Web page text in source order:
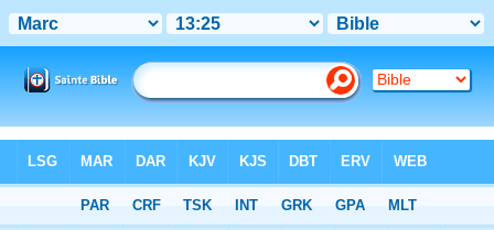
Chapitre 13> Verset 25